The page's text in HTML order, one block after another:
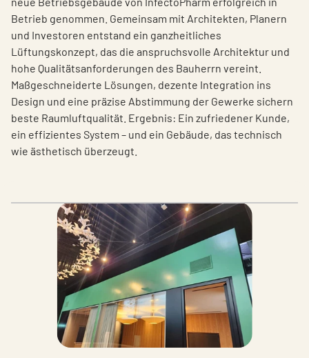
Betrieb genommen. Gemeinsam mit Architekten, Planern
und Investoren entstand ein ganzheitliches
Lüftungskonzept, das die anspruchsvolle Architektur und
hohe Qualitätsanforderungen des Bauherrn vereint.
Maßgeschneiderte Lösungen, dezente Integration ins
Design und eine präzise Abstimmung der Gewerke sichern
beste Raumluftqualität. Ergebnis: Ein zufriedener Kunde,
ein effizientes System – und ein Gebäude, das technisch
wie ästhetisch überzeugt.